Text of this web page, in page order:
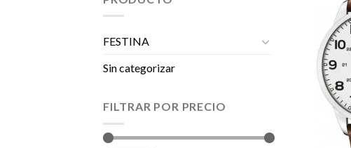
FESTINA
Sin categorizar
FILTRAR POR PRECIO